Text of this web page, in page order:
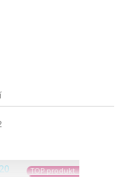
TOP produkt